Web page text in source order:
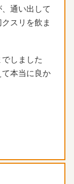
通い出して
スリを飲ま
しました
本当に良か